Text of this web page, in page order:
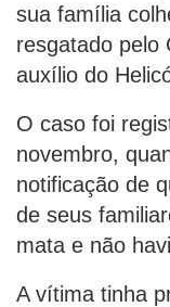
sua família
resgatado pelo
auxílio do
O caso foi
novembro,
notificação de
de seus
mata e não
A vítima tinha